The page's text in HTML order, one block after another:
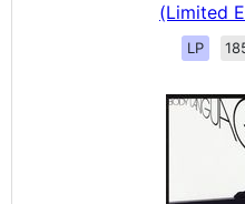
(Limited
LP